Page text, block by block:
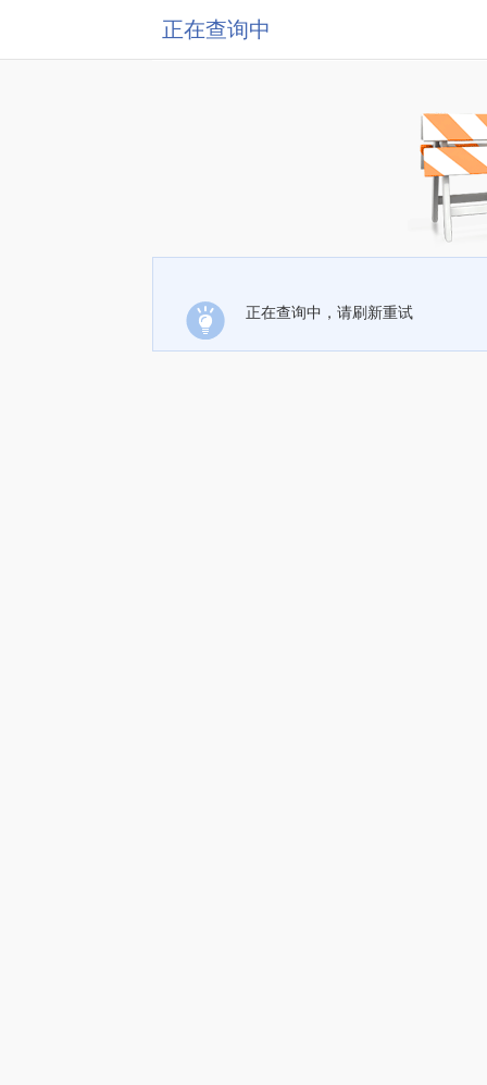
正在查询中
正在查询中，请刷新重试